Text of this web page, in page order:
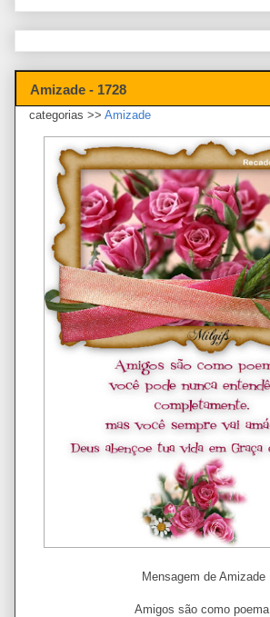
Amizade - 1728
categorias >> Amizade
Mensagem de Amizade
Amigos são como poema.